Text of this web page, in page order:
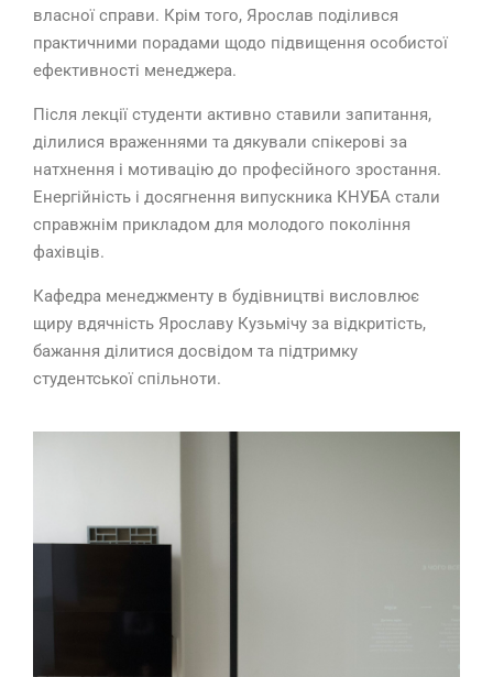
власної справи. Крім того, Ярослав поділився
практичними порадами щодо підвищення особистої
ефективності менеджера.
Після лекції студенти активно ставили запитання,
ділилися враженнями та дякували спікерові за
натхнення і мотивацію до професійного зростання.
Енергійність і досягнення випускника КНУБА стали
справжнім прикладом для молодого покоління
фахівців.
Кафедра менеджменту в будівництві висловлює
щиру вдячність Ярославу Кузьмічу за відкритість,
бажання ділитися досвідом та підтримку
студентської спільноти.